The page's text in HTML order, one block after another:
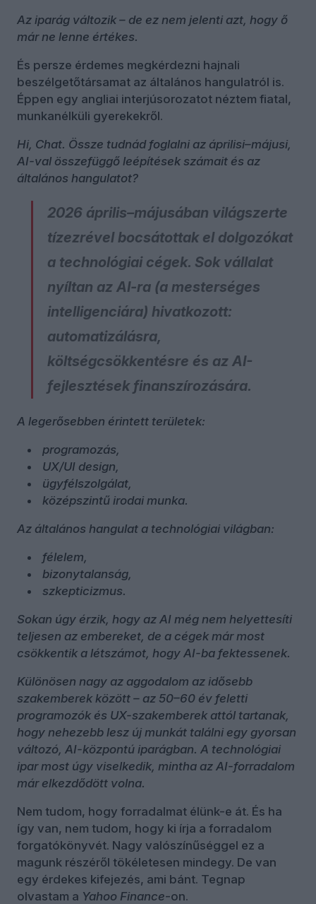
Az iparág változik – de ez nem jelenti azt, hogy ő
már ne lenne értékes.
És persze érdemes megkérdezni hajnali
beszélgetőtársamat az általános hangulatról is.
Éppen egy angliai interjúsorozatot néztem fiatal,
munkanélküli gyerekekről.
Hi, Chat. Össze tudnád foglalni az áprilisi–májusi,
AI-val összefüggő leépítések számait és az
általános hangulatot?
2026 április–májusában világszerte
tízezrével bocsátottak el dolgozókat
a technológiai cégek. Sok vállalat
nyíltan az AI-ra (a mesterséges
intelligenciára) hivatkozott:
automatizálásra,
költségcsökkentésre és az AI-
fejlesztések finanszírozására.
A legerősebben érintett területek:
programozás,
UX/UI design,
ügyfélszolgálat,
középszintű irodai munka.
Az általános hangulat a technológiai világban:
félelem,
bizonytalanság,
szkepticizmus.
Sokan úgy érzik, hogy az AI még nem helyettesíti
teljesen az embereket, de a cégek már most
csökkentik a létszámot, hogy AI-ba fektessenek.
Különösen nagy az aggodalom az idősebb
szakemberek között – az 50–60 év feletti
programozók és UX-szakemberek attól tartanak,
hogy nehezebb lesz új munkát találni egy gyorsan
változó, AI-központú iparágban. A technológiai
ipar most úgy viselkedik, mintha az AI-forradalom
már elkezdődött volna.
Nem tudom, hogy forradalmat élünk-e át. És ha
így van, nem tudom, hogy ki írja a forradalom
forgatókönyvét. Nagy valószínűséggel ez a
magunk részéről tökéletesen mindegy. De van
egy érdekes kifejezés, ami bánt. Tegnap
olvastam a Yahoo Finance-on.